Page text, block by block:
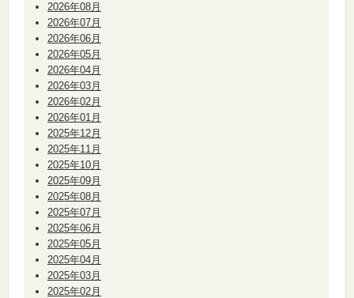
2026年08月
2026年07月
2026年06月
2026年05月
2026年04月
2026年03月
2026年02月
2026年01月
2025年12月
2025年11月
2025年10月
2025年09月
2025年08月
2025年07月
2025年06月
2025年05月
2025年04月
2025年03月
2025年02月